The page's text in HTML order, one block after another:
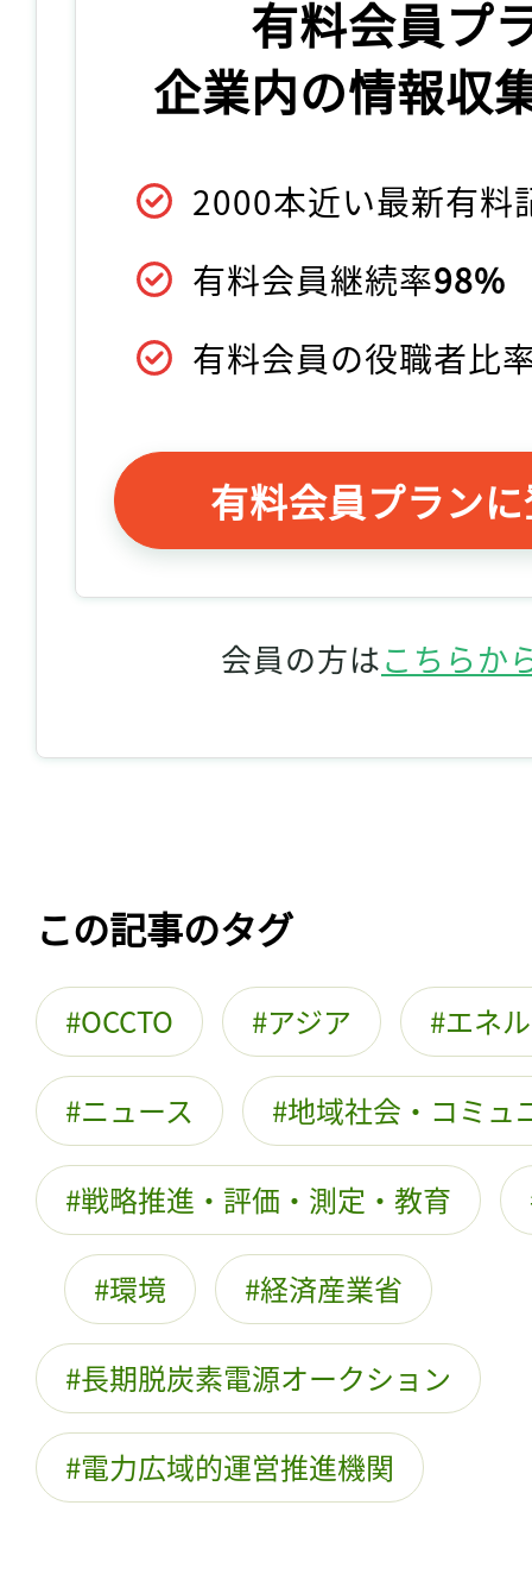
有料会員プ
企業内の情報収
2000本近い最新有料
有料会員継続率98%
有料会員の役職者比
有料会員プラン
会員の方はこちらか
この記事のタグ
OCCTO アジア エネ
ニュース 地域社会・コミュ
戦略推進・評価・測定・教育
環境 経済産業省
長期脱炭素電源オークション
電力広域的運営推進機関